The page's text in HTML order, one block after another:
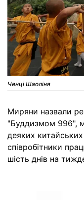
Ченці Шаоліня
Миряни назвали
"Буддизмом 996",
деяких
співробітники
шість днів на